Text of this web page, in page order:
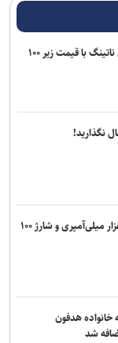
نخستین هدفون گیره‌ای ناتینگ با قیمت زیر ۱۰۰
نگذارید!
آیکو نئو ۱۱S با باتری ۹ هزار میلی‌آمپری و شارژ ۱۰۰
خانواده هدفون